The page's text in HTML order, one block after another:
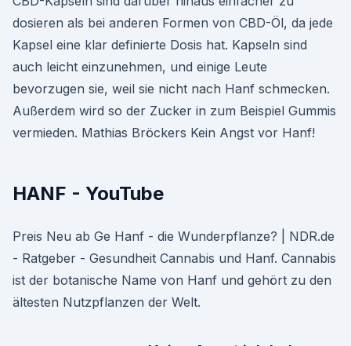
dosieren als bei anderen Formen von CBD-Öl, da jede
Kapsel eine klar definierte Dosis hat. Kapseln sind
auch leicht einzunehmen, und einige Leute
bevorzugen sie, weil sie nicht nach Hanf schmecken.
Außerdem wird so der Zucker in zum Beispiel Gummis
vermieden. Mathias Bröckers Kein Angst vor Hanf!
HANF - YouTube
Preis Neu ab Ge Hanf - die Wunderpflanze? | NDR.de
- Ratgeber - Gesundheit Cannabis und Hanf. Cannabis
ist der botanische Name von Hanf und gehört zu den
ältesten Nutzpflanzen der Welt.